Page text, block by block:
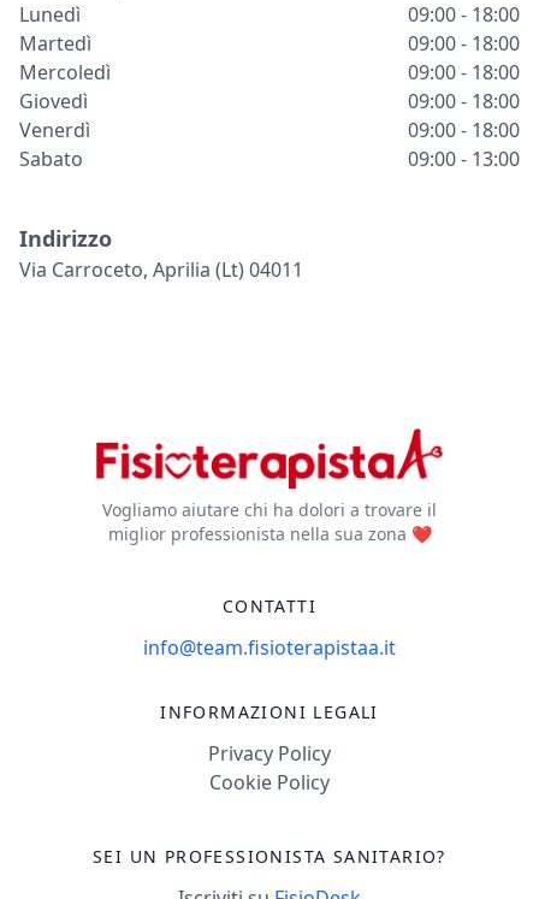
Lunedì
09:00 - 18:00
Martedì
09:00 - 18:00
Mercoledì
09:00 - 18:00
Giovedì
09:00 - 18:00
Venerdì
09:00 - 18:00
Sabato
09:00 - 13:00
Indirizzo
Via Carroceto, Aprilia (lt) 04011
Vogliamo aiutare chi ha dolori a trovare il
miglior professionista nella sua zona ❤️
CONTATTI
info@team.fisioterapistaa.it
INFORMAZIONI LEGALI
Privacy Policy
Cookie Policy
SEI UN PROFESSIONISTA SANITARIO?